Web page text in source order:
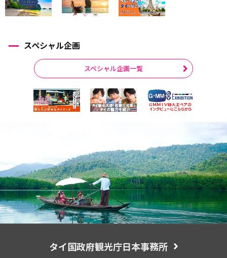
スペシャル企画
スペシャル企画一覧
タイ国政府観光庁日本事務所